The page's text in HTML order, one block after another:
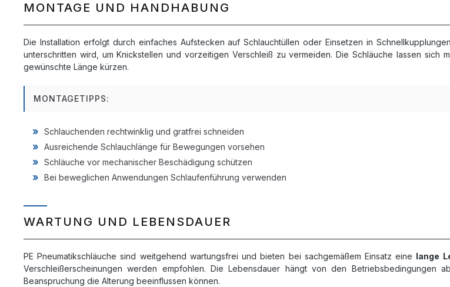
MONTAGE UND HANDHABUNG
Die Installation erfolgt durch einfaches Aufstecken auf Schlauchtüllen oder Einsetzen in
unterschritten wird, um Knickstellen und vorzeitigen Verschleiß zu vermeiden. Die Schläuche lassen sich
gewünschte Länge kürzen.
MONTAGETIPPS:
Schlauchenden rechtwinklig und gratfrei schneiden
Ausreichende Schlauchlänge für Bewegungen vorsehen
Schläuche vor mechanischer Beschädigung schützen
Bei beweglichen Anwendungen Schlaufenführung verwenden
WARTUNG UND LEBENSDAUER
PE Pneumatikschläuche sind weitgehend wartungsfrei und bieten bei sachgemäßem Einsatz eine lange
Verschleißerscheinungen werden empfohlen. Die Lebensdauer hängt von den Betriebsbedingungen
Beanspruchung die Alterung beeinflussen können.